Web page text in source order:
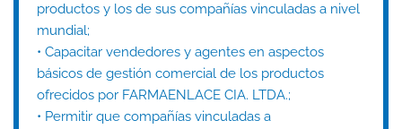
productos y los de sus compañías vinculadas a nivel
mundial;
• Capacitar vendedores y agentes en aspectos
básicos de gestión comercial de los productos
ofrecidos por FARMAENLACE CIA. LTDA.;
• Permitir que compañías vinculadas a